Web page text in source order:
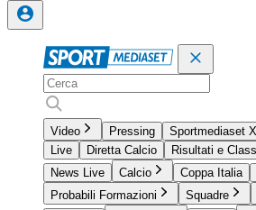
Video Pressing Sportmediaset
Live
Diretta Calcio
Risultati e
News Live
Calcio Coppa Italia
Probabili Formazioni
Squadre